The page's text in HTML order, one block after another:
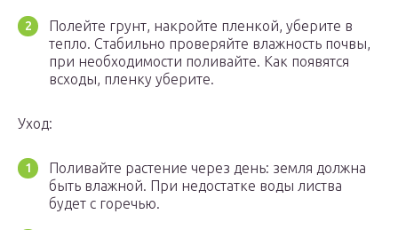
Полейте грунт, накройте пленкой, уберите в
тепло. Стабильно проверяйте влажность почвы,
при необходимости поливайте. Как появятся
всходы, пленку уберите.
Уход:
Поливайте растение через день: земля должна
быть влажной. При недостатке воды листва
будет с горечью.